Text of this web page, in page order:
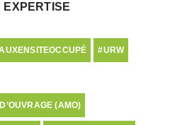
EXPERTISE
#URW
(AMO)